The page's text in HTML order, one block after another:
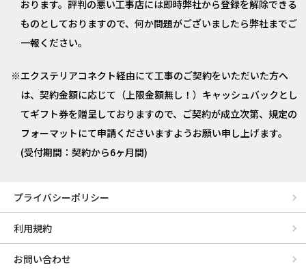
おります。評判の悪い工事店には即時弊社から登録を解除できる
ものとしておりますので、何か問題がございましたら弊社までご
一報ください。
エクステリアコネクト経由にて工事のご契約をいただいた方へ
は、契約金額に応じて（上限金額無し！）キャッシュバックとし
てギフト券を贈呈しておりますので、ご契約が成立次第、規定の
フォーマットにて申請くださいますようお願い申し上げます。
(受付期間：契約から6ヶ月間)
プライバシーポリシー
利用規約
お問い合わせ